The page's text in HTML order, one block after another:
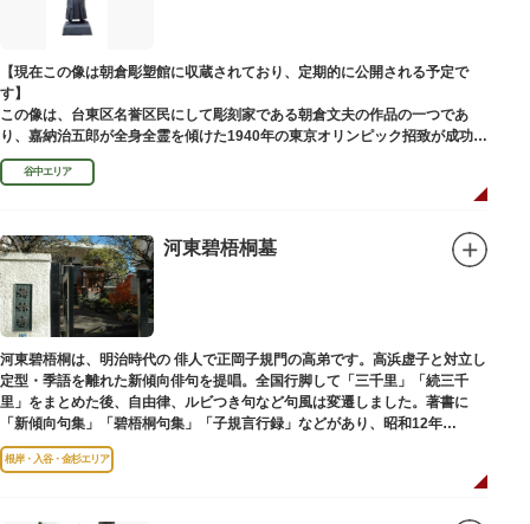
【現在この像は朝倉彫塑館に収蔵されており、定期的に公開される予定で
す】
この像は、台東区名誉区民にして彫刻家である朝倉文夫の作品の一つであ
り、嘉納治五郎が全身全霊を傾けた1940年の東京オリンピック招致が成功
（のちに返上）した、1936年に制作されました。
朝倉文夫は、1907～1910年ころに嘉納と知り合ったと推察されます。その
後も縁があり、嘉納の人柄や骨格などを熟知していた朝倉は、嘉納の海外出
ポーズは、嘉納の柔道家としての「不動の姿勢」を意識したと思われます。
谷中エリア
河東碧梧桐墓
河東碧梧桐は、明治時代の 俳人で正岡子規門の高弟です。高浜虚子と対立し
定型・季語を離れた新傾向俳句を提唱。全国行脚して「三千里」「続三千
里」をまとめた後、自由律、ルビつき句など句風は変遷しました。著書に
「新傾向句集」「碧梧桐句集」「子規言行録」などがあり、昭和12年
（1937）に没し、お墓は梅林寺（ばいりんじ）にあります。
根岸・入谷・金杉エリア